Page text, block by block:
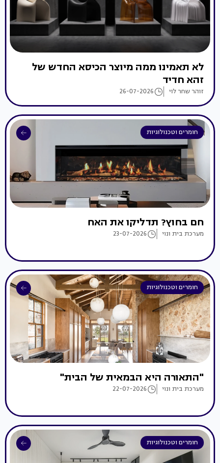
לא תאמינו ממה מיוצר הכיסא החדש של
זהא חדיד
זוהר שחר לוי 26-07-2026
חומרים וטכנולוגיות
חם בחוץ? תדליקו את האח
מערכת בית ונוי 23-07-2026
חומרים וטכנולוגיות
"התאורה היא הבמאית של הבית"
מערכת בית ונוי 22-07-2026
חומרים וטכנולוגיות